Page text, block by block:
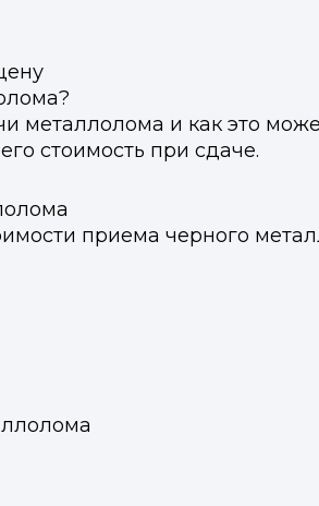
металлолома и как это
стоимость при сдаче.
приема черного